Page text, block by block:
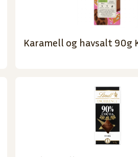
Karamell og havsalt 90g